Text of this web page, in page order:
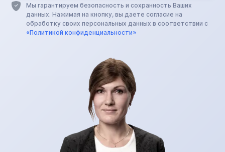
Мы гарантируем безопасность и сохранность Ваших
данных. Нажимая на кнопку, вы даете согласие на
обработку своих персональных данных в соответствии с
«Политикой конфиденциальности»